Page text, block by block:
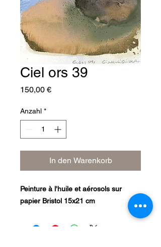
Ciel ors 39
150,00 €Preis
Anzahl *
In den Warenkorb
Peinture à l'huile et aérosols sur
papier Bristol 15x21 cm